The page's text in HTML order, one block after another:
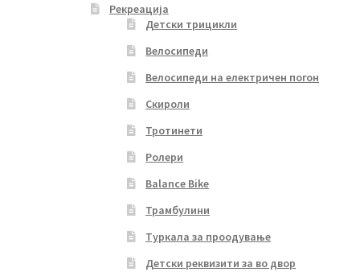
Рекреација
Детски трицикли
Велосипеди
Велосипеди на електричен погон
Скироли
Тротинети
Ролери
Balance Bike
Трамбулини
Туркала за проодување
Детски реквизити за во двор